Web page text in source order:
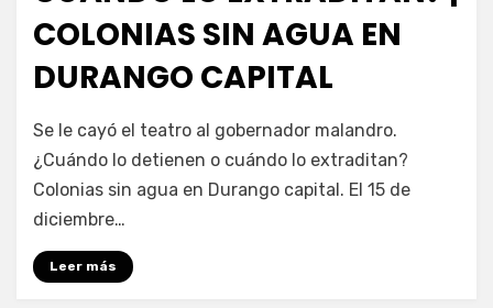
COLONIAS SIN AGUA EN
DURANGO CAPITAL
por Fernando Miranda Servín
Se le cayó el teatro al gobernador malandro.
¿Cuándo lo detienen o cuándo lo extraditan?
Colonias sin agua en Durango capital. El 15 de
diciembre…
Leer más